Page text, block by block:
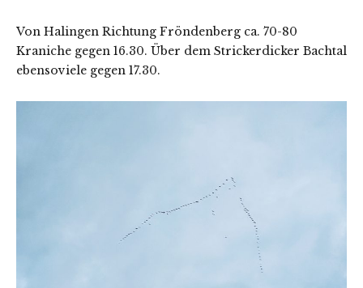
Von Halingen Richtung Fröndenberg ca. 70-80
Kraniche gegen 16.30. Über dem Strickerdicker Bachtal
ebensoviele gegen 17.30.